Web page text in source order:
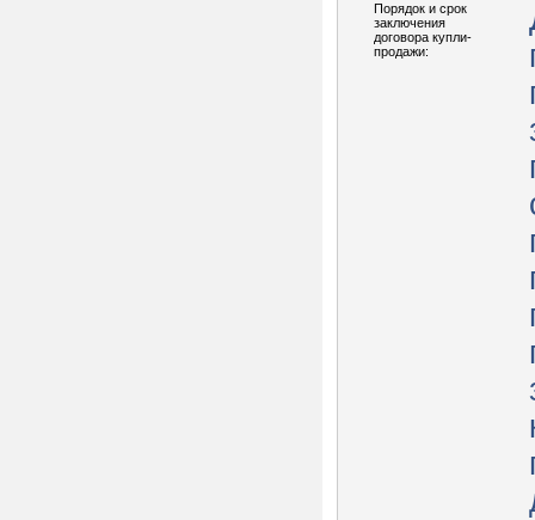
Порядок и срок
заключения
договора купли-
продажи: